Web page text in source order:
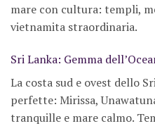
mare con cultura: templi,
vietnamita straordinaria.
Sri Lanka: Gemma
La costa sud e ovest dello
perfette: Mirissa,
tranquille e mare calmo.